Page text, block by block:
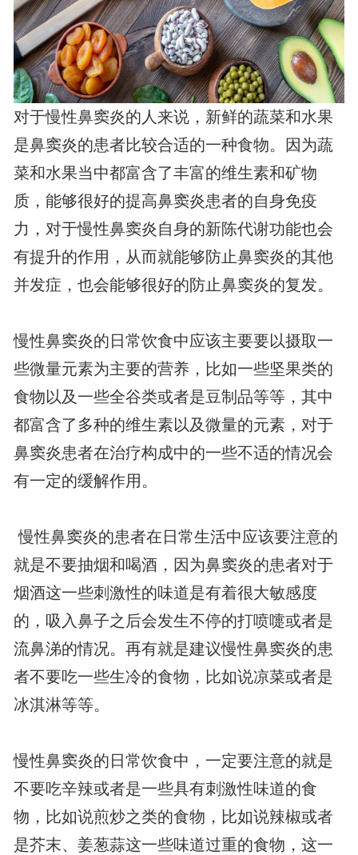
对于慢性鼻窦炎的人来说，新鲜的蔬菜和水果
是鼻窦炎的患者比较合适的一种食物。因为蔬
菜和水果当中都富含了丰富的维生素和矿物
质，能够很好的提高鼻窦炎患者的自身免疫
力，对于慢性鼻窦炎自身的新陈代谢功能也会
有提升的作用，从而就能够防止鼻窦炎的其他
并发症，也会能够很好的防止鼻窦炎的复发。
慢性鼻窦炎的日常饮食中应该主要要以摄取一
些微量元素为主要的营养，比如一些坚果类的
食物以及一些全谷类或者是豆制品等等，其中
都富含了多种的维生素以及微量的元素，对于
鼻窦炎患者在治疗构成中的一些不适的情况会
有一定的缓解作用。
慢性鼻窦炎的患者在日常生活中应该要注意的
就是不要抽烟和喝酒，因为鼻窦炎的患者对于
烟酒这一些刺激性的味道是有着很大敏感度
的，吸入鼻子之后会发生不停的打喷嚏或者是
流鼻涕的情况。再有就是建议慢性鼻窦炎的患
者不要吃一些生冷的食物，比如说凉菜或者是
冰淇淋等等。
慢性鼻窦炎的日常饮食中，一定要注意的就是
不要吃辛辣或者是一些具有刺激性味道的食
物，比如说煎炒之类的食物，比如说辣椒或者
是芥末、姜葱蒜这一些味道过重的食物，这一